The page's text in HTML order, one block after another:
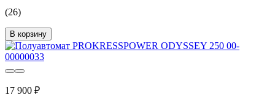
(26)
В корзину
17 900 ₽